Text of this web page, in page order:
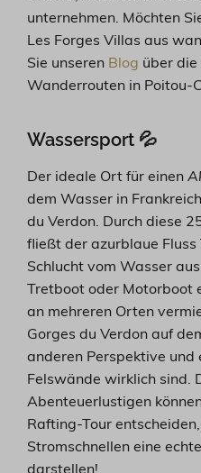
unternehmen. Möchten
Les Forges Villas aus
Sie unseren Blog über die
Wanderrouten in Poitou-
Wassersport 💦
Der ideale Ort für einen
dem Wasser in
du Verdon. Durch diese
fließt der azurblaue Fluss
Schlucht vom Wasser
Tretboot oder Motorboot
an mehreren Orten
Gorges du Verdon auf
anderen Perspektive und
Felswände wirklich sind.
Abenteuerlustigen
Rafting-Tour
Stromschnellen eine